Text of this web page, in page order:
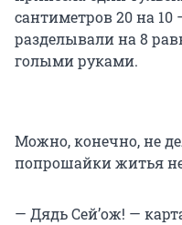
сантиметров 20 на
разделывали на 8
голыми руками.
Можно, конечно, не
попрошайки житья
— Дядь Сей’ож! —